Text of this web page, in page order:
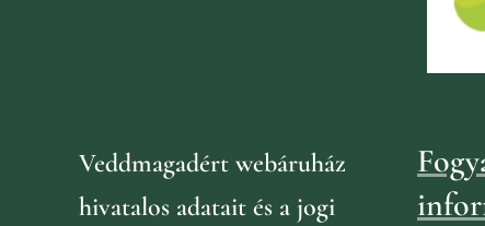
Veddmagadért webáruház
hivatalos adatait és a jogi